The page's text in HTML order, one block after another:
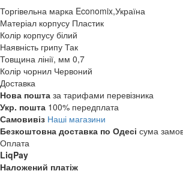
Торгівельна марка Economix,Україна
Матеріал корпусу Пластик
Колір корпусу білий
Наявність грипу Так
Товщина лінії, мм 0,7
Колір чорнил Червоний
Доставка
Нова пошта за тарифами перевізника
Укр. пошта 100% передплата
Самовивіз Наші магазини
Безкоштовна доставка по Одесі сума
Оплата
LiqPay
Наложений платіж